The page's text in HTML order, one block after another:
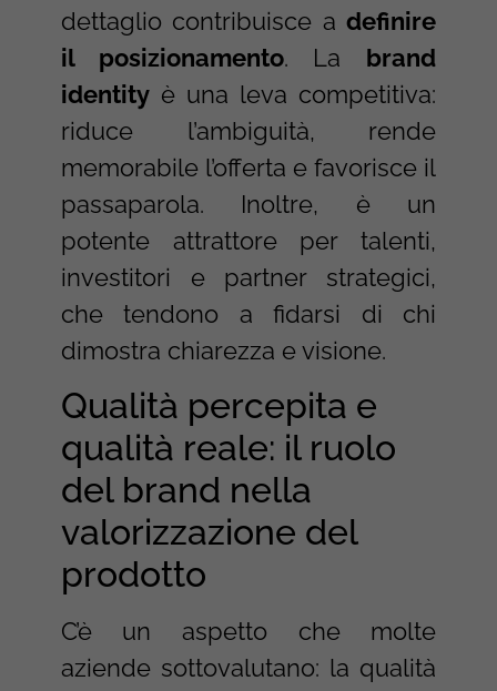
dettaglio contribuisce adefinire
il posizionamento. La brand
identityè una leva competitiva:
riduce l’ambiguità, rende
memorabile l’offerta e favorisce il
passaparola. Inoltre, è un
potente attrattore per talenti,
investitori e partner strategici,
che tendono a fidarsi di chi
dimostra chiarezza e visione.
Qualità percepita e
qualità reale: il ruolo
del brand nella
valorizzazione del
prodotto
C’è un aspetto che molte
aziende sottovalutano: la qualità